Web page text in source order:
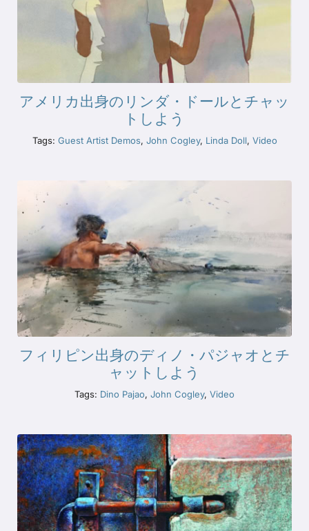
アメリカ出身のリンダ・ドールとチャッ
トしよう
Tags: Guest Artist Demos, John Cogley, Linda Doll, Video
フィリピン出身のディノ・パジャオとチ
ャットしよう
Tags: Dino Pajao, John Cogley, Video